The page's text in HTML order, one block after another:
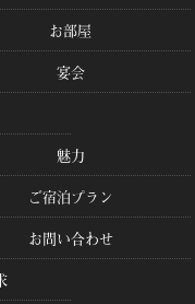
お部屋
宴会
魅力
ご宿泊プラン
お問い合わせ